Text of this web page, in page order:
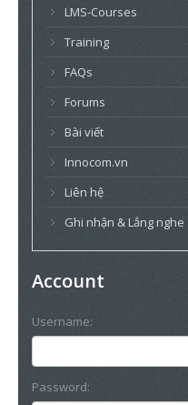
LMS-Courses
Training
FAQs
Forums
Bài viết
Innocom.vn
Liên hệ
Ghi nhận & Lắng nghe
Account
Username:
Password: